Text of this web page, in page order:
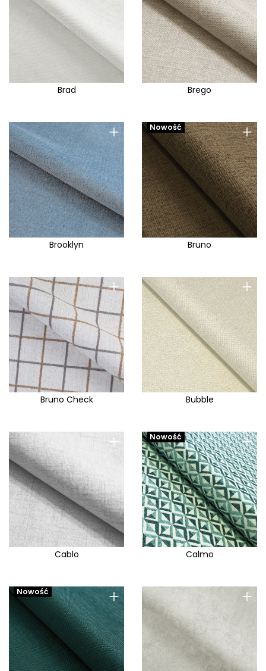
Brad Brego
+
Brooklyn
+
Nowość
Bruno
+
Bruno Check
+
Bubble
+
Cablo
+
Nowość
Calmo
+
Nowość +